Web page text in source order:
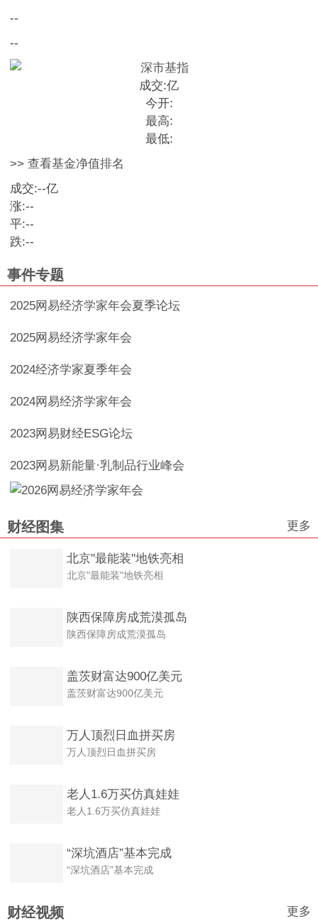
--
--
成交:亿
今开:
最高:
最低:
>> 查看基金净值排名
成交:--亿
涨:--
平:--
跌:--
事件专题
2025网易经济学家年会夏季论坛
2025网易经济学家年会
2024经济学家夏季年会
2024网易经济学家年会
2023网易财经ESG论坛
2023网易新能量·乳制品行业峰会
财经图集 更多
北京"最能装"地铁亮相
北京"最能装"地铁亮相
陕西保障房成荒漠孤岛
陕西保障房成荒漠孤岛
盖茨财富达900亿美元
盖茨财富达900亿美元
万人顶烈日血拼买房
万人顶烈日血拼买房
老人1.6万买仿真娃娃
老人1.6万买仿真娃娃
“深坑酒店”基本完成
“深坑酒店”基本完成
财经视频 更多